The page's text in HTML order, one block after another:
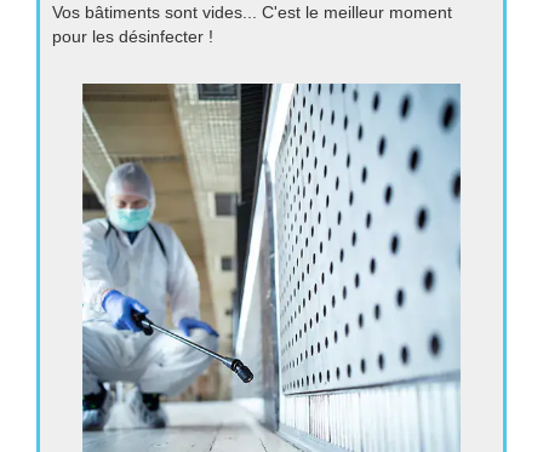
Vos bâtiments sont vides... C'est le meilleur moment
pour les désinfecter !